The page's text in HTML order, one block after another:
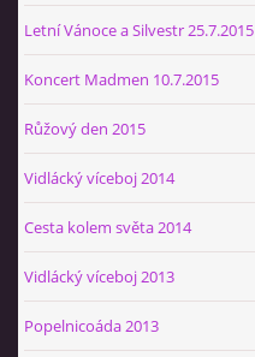
Letní Vánoce a Silvestr 25.7.2015
Koncert Madmen 10.7.2015
Růžový den 2015
Vidlácký víceboj 2014
Cesta kolem světa 2014
Vidlácký víceboj 2013
Popelnicoáda 2013